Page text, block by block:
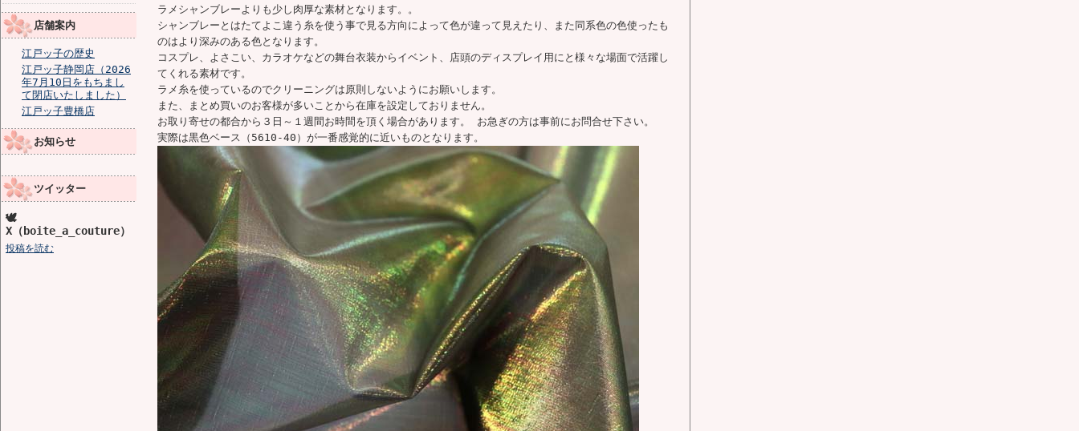
店舗案内
江戸ッ子の歴史
江戸ッ子静岡店（2026
年7月10日をもちまし
て閉店いたしました）
江戸ッ子豊橋店
お知らせ
ツイッター
🕊️
X（boite_a_couture）
投稿を読む
ラメシャンブレーよりも少し肉厚な素材となります。。
シャンブレーとはたてよこ違う糸を使う事で見る方向によって色が違って見えたり、また同系色の色使ったも
のはより深みのある色となります。
コスプレ、よさこい、カラオケなどの舞台衣装からイベント、店頭のディスプレイ用にと様々な場面で活躍し
てくれる素材です。
ラメ糸を使っているのでクリーニングは原則しないようにお願いします。
また、まとめ買いのお客様が多いことから在庫を設定しておりません。
お取り寄せの都合から３日～１週間お時間を頂く場合があります。 お急ぎの方は事前にお問合せ下さい。
実際は黒色ベース（5610-40）が一番感覚的に近いものとなります。